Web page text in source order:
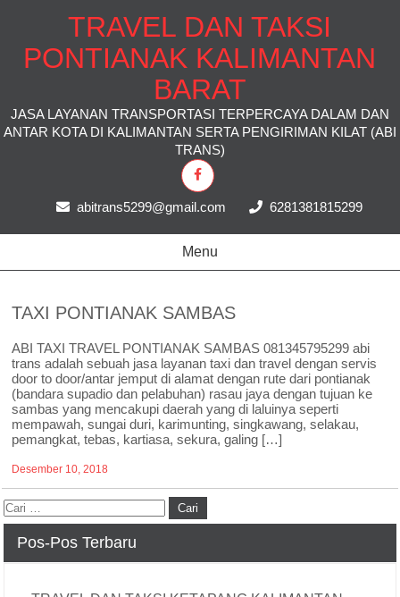
TRAVEL DAN TAKSI
PONTIANAK KALIMANTAN
BARAT
JASA LAYANAN TRANSPORTASI TERPERCAYA DALAM DAN
ANTAR KOTA DI KALIMANTAN SERTA PENGIRIMAN KILAT (ABI
TRANS)
abitrans5299@gmail.com 6281381815299
Menu
TAXI PONTIANAK SAMBAS
ABI TAXI TRAVEL PONTIANAK SAMBAS 081345795299 abi
trans adalah sebuah jasa layanan taxi dan travel dengan servis
door to door/antar jemput di alamat dengan rute dari pontianak
(bandara supadio dan pelabuhan) rasau jaya dengan tujuan ke
sambas yang mencakupi daerah yang di laluinya seperti
mempawah, sungai duri, karimunting, singkawang, selakau,
pemangkat, tebas, kartiasa, sekura, galing […]
Desember 10, 2018
Pos-Pos Terbaru